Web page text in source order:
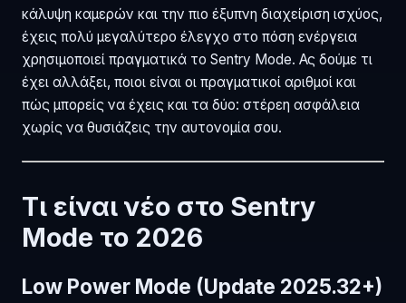
κάλυψη καμερών και την πιο έξυπνη διαχείριση ισχύος,
έχεις πολύ μεγαλύτερο έλεγχο στο πόση ενέργεια
χρησιμοποιεί πραγματικά το Sentry Mode. Ας δούμε τι
έχει αλλάξει, ποιοι είναι οι πραγματικοί αριθμοί και
πώς μπορείς να έχεις και τα δύο: στέρεη ασφάλεια
χωρίς να θυσιάζεις την αυτονομία σου.
Τι είναι νέο στο Sentry
Mode το 2026
Low Power Mode (Update 2025.32+)